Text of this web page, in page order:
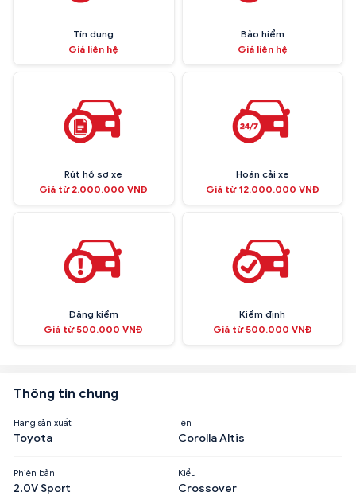
Tín dụng
Giá liên hệ
Bảo hiểm
Giá liên hệ
Rút hồ sơ xe
Giá từ 2.000.000 VNĐ
Hoán cải xe
Giá từ 12.000.000 VNĐ
Đăng kiểm
Giá từ 500.000 VNĐ
Kiểm định
Giá từ 500.000 VNĐ
Thông tin chung
Hãng sản xuất
Toyota
Tên
Corolla Altis
Phiên bản
2.0V Sport
Kiểu
Crossover